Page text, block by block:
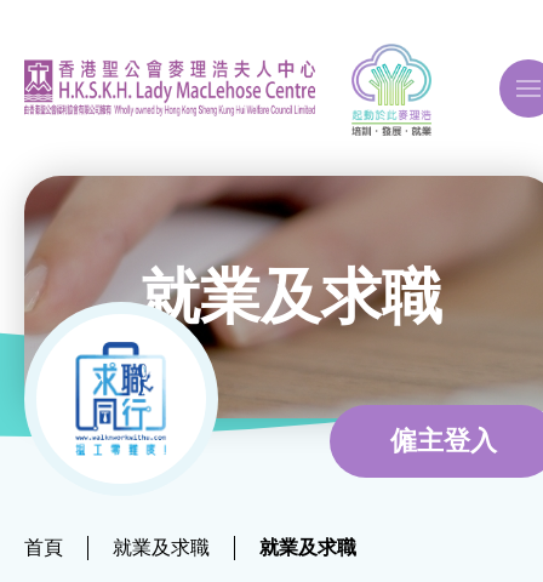
關於我們
ERB再培訓課程
就業及求職
僱主登入
首頁 就業及求職 就業及求職